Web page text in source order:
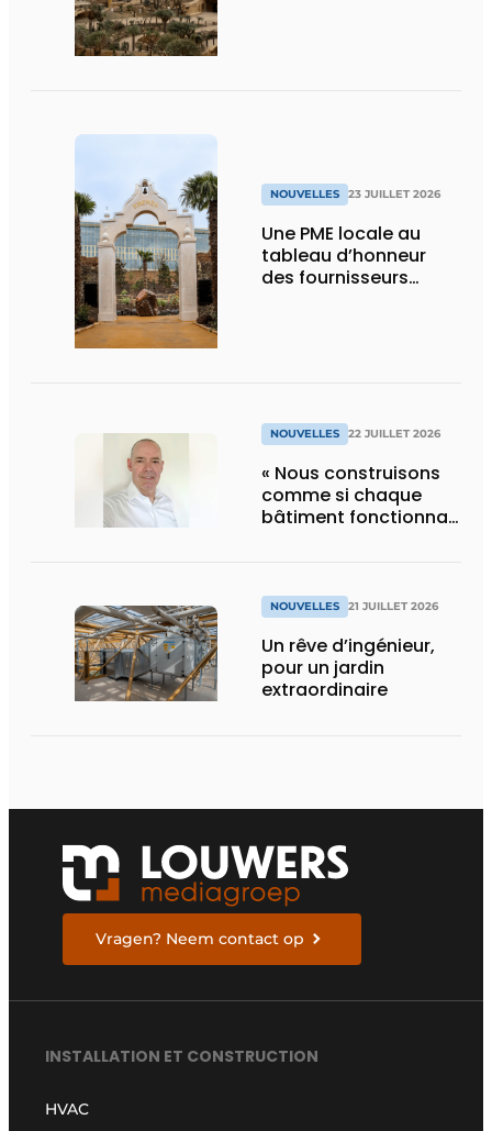
NOUVELLES 23 JUILLET 2026
Une PME locale au
tableau d’honneur
des fournisseurs
NOUVELLES 22 JUILLET 2026
« Nous construisons
comme si chaque
bâtiment fonctionnait
» NOUVELLES 21 JUILLET 2026
Un rêve d’ingénieur,
pour un jardin
extraordinaire
Vragen? Neem contact op
INSTALLATION ET CONSTRUCTION
HVAC